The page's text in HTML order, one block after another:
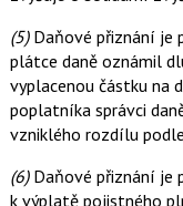
(5)Daňové přiznání je
plátce daně oznámil
vyplacenou částku na
poplatníka správci
vzniklého rozdílu podle
(6)Daňové přiznání je
k výplatě pojistného